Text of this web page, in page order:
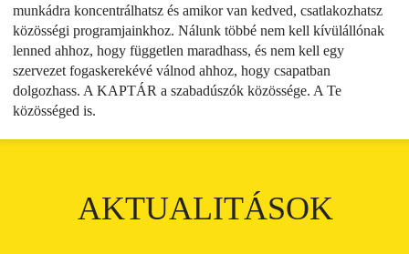
munkádra koncentrálhatsz és amikor van kedved, csatlakozhatsz
közösségi programjainkhoz. Nálunk többé nem kell kívülállónak
lenned ahhoz, hogy független maradhass, és nem kell egy
szervezet fogaskerekévé válnod ahhoz, hogy csapatban
dolgozhass. A KAPTÁR a szabadúszók közössége. A Te
közösséged is.
AKTUALITÁSOK